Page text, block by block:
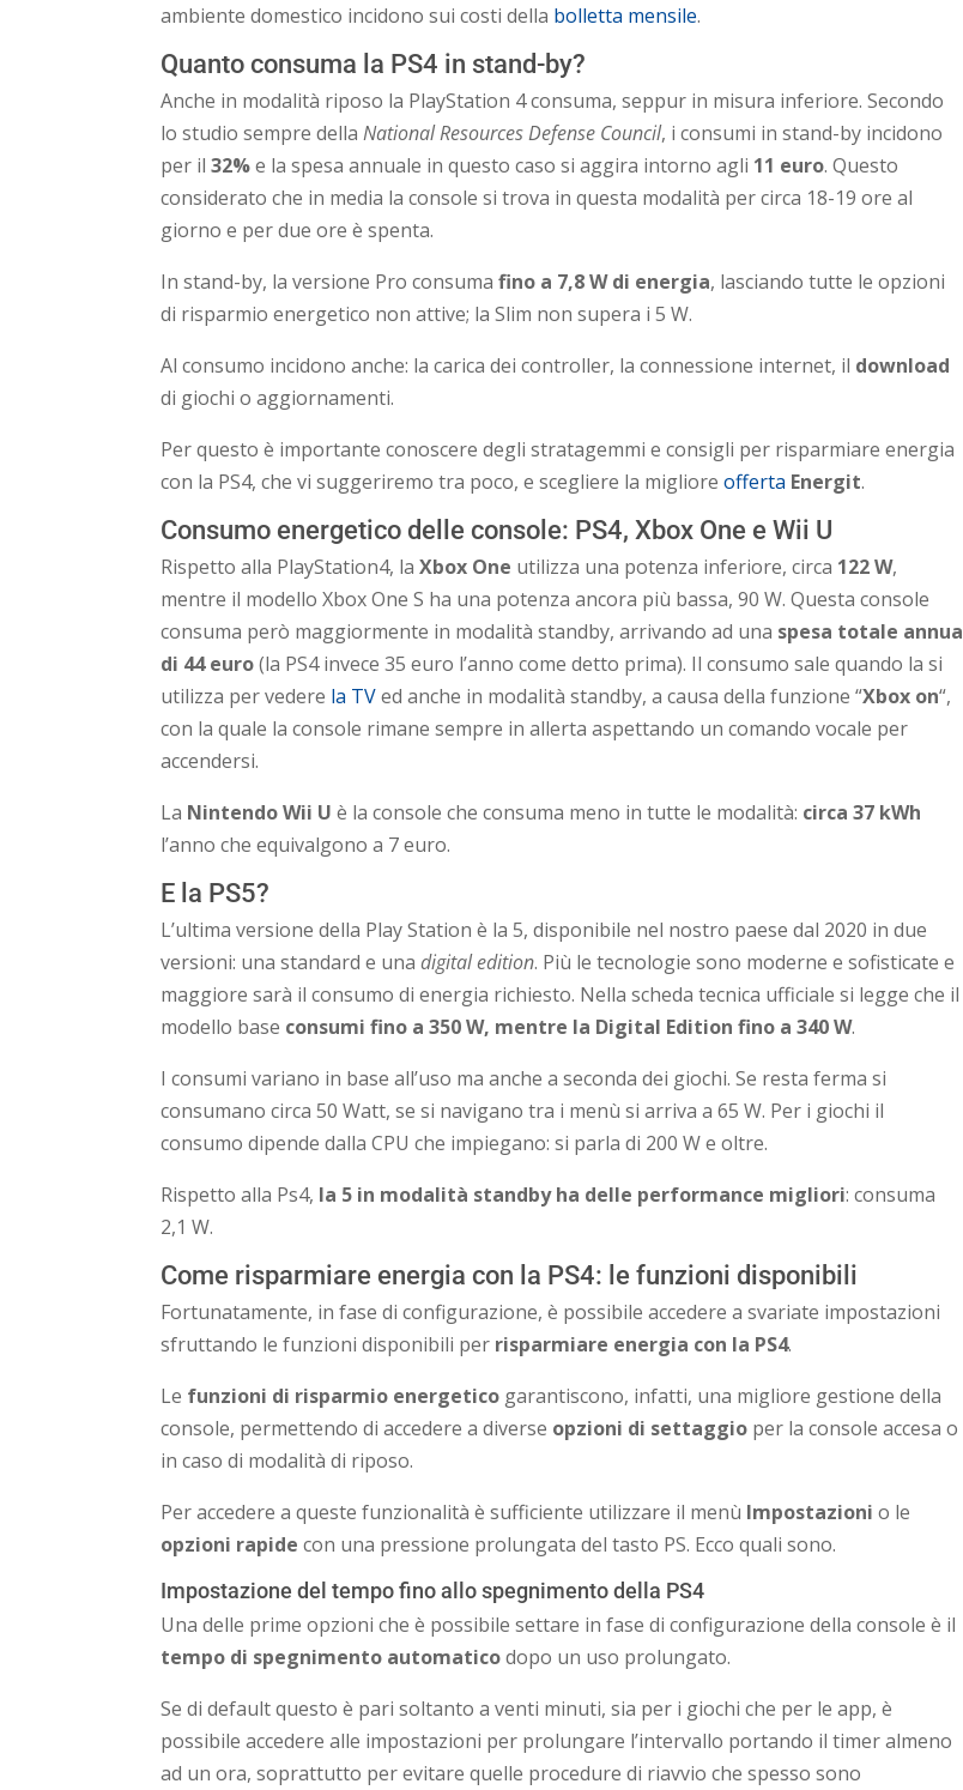
ambiente domestico incidono sui costi della bolletta mensile.
Quanto consuma la PS4 in stand-by?
Anche in modalità riposo la PlayStation 4 consuma, seppur in misura inferiore. Secondo
lo studio sempre dellaNational Resources Defense Council, i consumi in stand-by incidono
per il32%e la spesa annuale in questo caso si aggira intorno agli 11 euro. Questo
considerato che in media la console si trova in questa modalità per circa 18-19 ore al
giorno e per due ore è spenta.
In stand-by, la versione Pro consumafino a 7,8 W di energia, lasciando tutte le opzioni
di risparmio energetico non attive; la Slim non supera i 5 W.
Al consumo incidono anche: la carica dei controller, la connessione internet, il download
di giochi o aggiornamenti.
Per questo è importante conoscere degli stratagemmi e consigli per risparmiare energia
con la PS4, che vi suggeriremo tra poco, e scegliere la miglioreofferta Energit.
Consumo energetico delle console: PS4, Xbox One e Wii U
Rispetto alla PlayStation4, laXbox One utilizza una potenza inferiore, circa 122 W,
mentre il modello Xbox One S ha una potenza ancora più bassa, 90 W. Questa console
consuma però maggiormente in modalità standby, arrivando ad una spesa totale annua
di 44 euro(la PS4 invece 35 euro l’anno come detto prima). Il consumo sale quando la si
utilizza per vedere la TVed anche in modalità standby, a causa della funzione “Xbox on“,
con la quale la console rimane sempre in allerta aspettando un comando vocale per
accendersi.
La Nintendo Wii U è la console che consuma meno in tutte le modalità: circa 37 kWh
l’anno che equivalgono a 7 euro.
E la PS5?
L’ultima versione della Play Station è la 5, disponibile nel nostro paese dal 2020 in due
versioni: una standard e unadigital edition. Più le tecnologie sono moderne e sofisticate e
maggiore sarà il consumo di energia richiesto. Nella scheda tecnica ufficiale si legge che il
modello base consumi fino a 350 W, mentre la Digital Edition fino a 340 W.
I consumi variano in base all’uso ma anche a seconda dei giochi. Se resta ferma si
consumano circa 50 Watt, se si navigano tra i menù si arriva a 65 W. Per i giochi il
consumo dipende dalla CPU che impiegano: si parla di 200 W e oltre.
Rispetto alla Ps4, la 5 in modalità standby ha delle performance migliori: consuma
2,1 W.
Come risparmiare energia con la PS4: le funzioni disponibili
Fortunatamente, in fase di configurazione, è possibile accedere a svariate impostazioni
sfruttando le funzioni disponibili per risparmiare energia con la PS4.
Le funzioni di risparmio energetico garantiscono, infatti, una migliore gestione della
console, permettendo di accedere a diverse opzioni di settaggio per la console accesa o
in caso di modalità di riposo.
Per accedere a queste funzionalità è sufficiente utilizzare il menù Impostazioni o le
opzioni rapide con una pressione prolungata del tasto PS. Ecco quali sono.
Impostazione del tempo fino allo spegnimento della PS4
Una delle prime opzioni che è possibile settare in fase di configurazione della console è il
tempo di spegnimento automaticodopo un uso prolungato.
Se di default questo è pari soltanto a venti minuti, sia per i giochi che per le app, è
possibile accedere alle impostazioni per prolungare l’intervallo portando il timer almeno
ad un ora, soprattutto per evitare quelle procedure di riavvio che spesso sono